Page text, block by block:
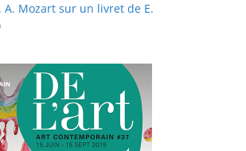
A. Mozart sur un livret de E.